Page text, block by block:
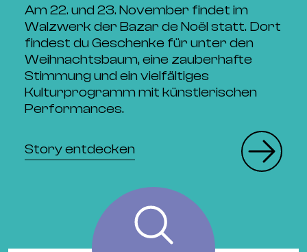
Am 22. und 23. November findet im
Walzwerk der Bazar de Noël statt. Dort
findest du Geschenke für unter den
Weihnachtsbaum, eine zauberhafte
Stimmung und ein vielfältiges
Kulturprogramm mit künstlerischen
Performances.
Story entdecken